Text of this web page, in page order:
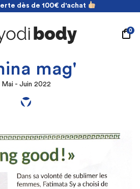
dès de 100€ d'achat
dès de 100€ d'achat
0
mag'
Mai - Juin 2022